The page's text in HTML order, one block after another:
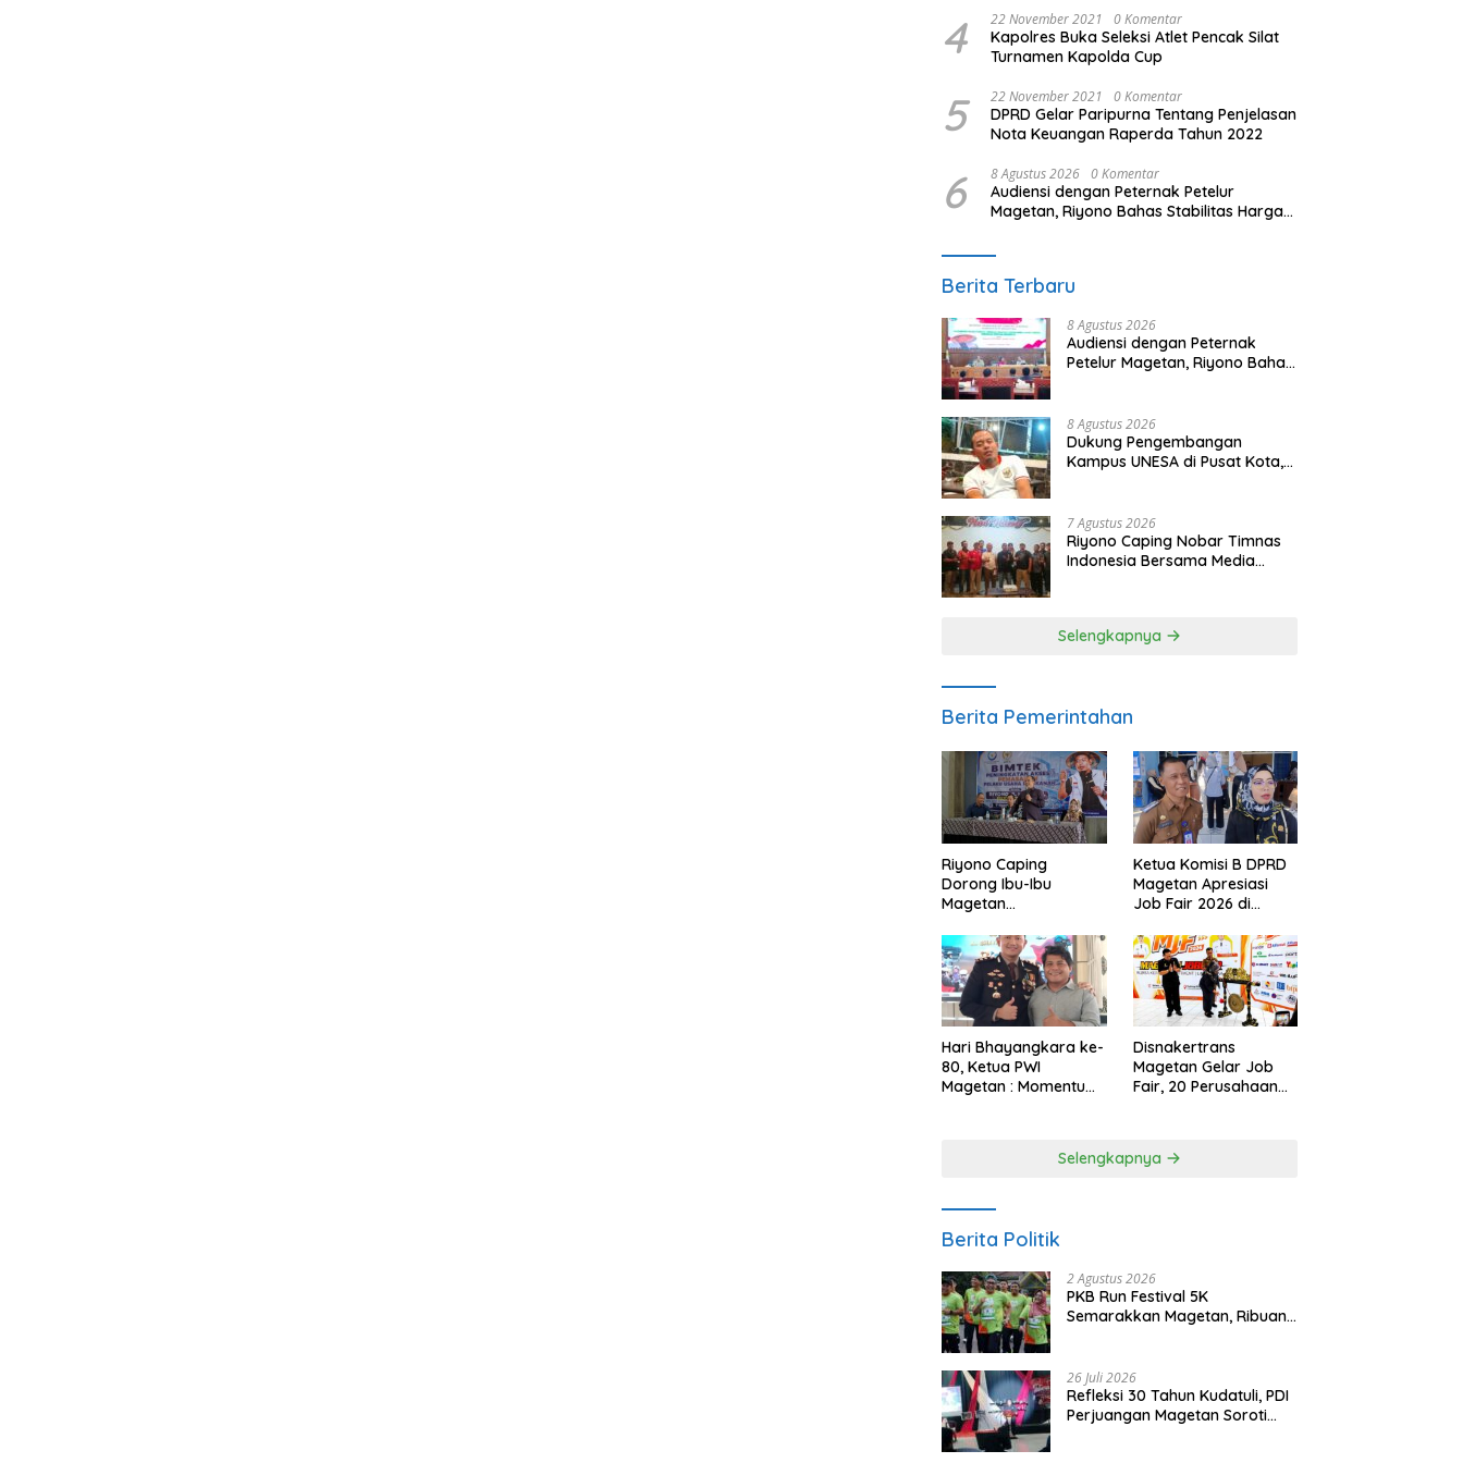
4 22 November 2021 0 Komentar
Kapolres Buka Seleksi Atlet Pencak Silat
Turnamen Kapolda Cup
5 22 November 2021 0 Komentar
DPRD Gelar Paripurna Tentang Penjelasan
Nota Keuangan Raperda Tahun 2022
6 8 Agustus 2026 0 Komentar
Audiensi dengan Peternak Petelur
Magetan, Riyono Bahas Stabilitas Harga
Berita Terbaru
8 Agustus 2026
Audiensi dengan Peternak
Petelur Magetan, Riyono Bahas
8 Agustus 2026
Dukung Pengembangan
Kampus UNESA di Pusat Kota,
Magetan
7 Agustus 2026
Riyono Caping Nobar Timnas
Indonesia Bersama Media
Selengkapnya
Berita Pemerintahan
Riyono Caping
Dorong Ibu-Ibu
Magetan
Ikan, Perkuat Budaya
Gemar Makan Ikan
Ketua Komisi B DPRD
Magetan Apresiasi
Job Fair 2026 di
Anggaran
Hari Bhayangkara ke-
80, Ketua PWI
Magetan : Momentum
Disnakertrans
Magetan Gelar Job
Fair, 20 Perusahaan
Selengkapnya
Berita Politik
2 Agustus 2026
PKB Run Festival 5K
Semarakkan Magetan, Ribuan
26 Juli 2026
Refleksi 30 Tahun Kudatuli, PDI
Perjuangan Magetan Soroti